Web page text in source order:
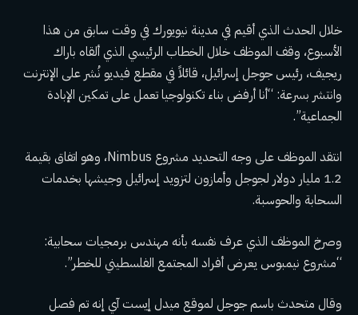
خلال الحدث الذي أقيم في مدينة نيويورك في وقت سابق من هذا
الأسبوع، وقف الموظف خلال الخطاب الرئيسي الذي ألقاه باراك
ريجيف، رئيس جوجل إسرائيل، قائلاً في مقطع فيديو نُشر على الإنترنت
وانتشر بسرعة: “أنا أرفض بناء تكنولوجيا تعمل على تمكين الإبادة
الجماعية”.
انتقد الموظف على وجه التحديد مشروع Nimbus، وهو اتفاق بقيمة
1.2 مليار دولار لجوجل وأمازون لتزويد إسرائيل وجيشها بخدمات
السحابة والحوسبة.
وصرخ الموظف الذي عرف نفسه بأنه مهندس برمجيات سحابية:
“مشروع نيمبوس يعرض أفراد المجتمع الفلسطيني للخطر”.
وقال متحدث باسم جوجل لموقع ميدل إيست آي إنه تم فصل